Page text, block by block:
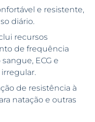
e resistente,
diário.
recursos
de frequência
ECG e
de resistência à
natação e outras